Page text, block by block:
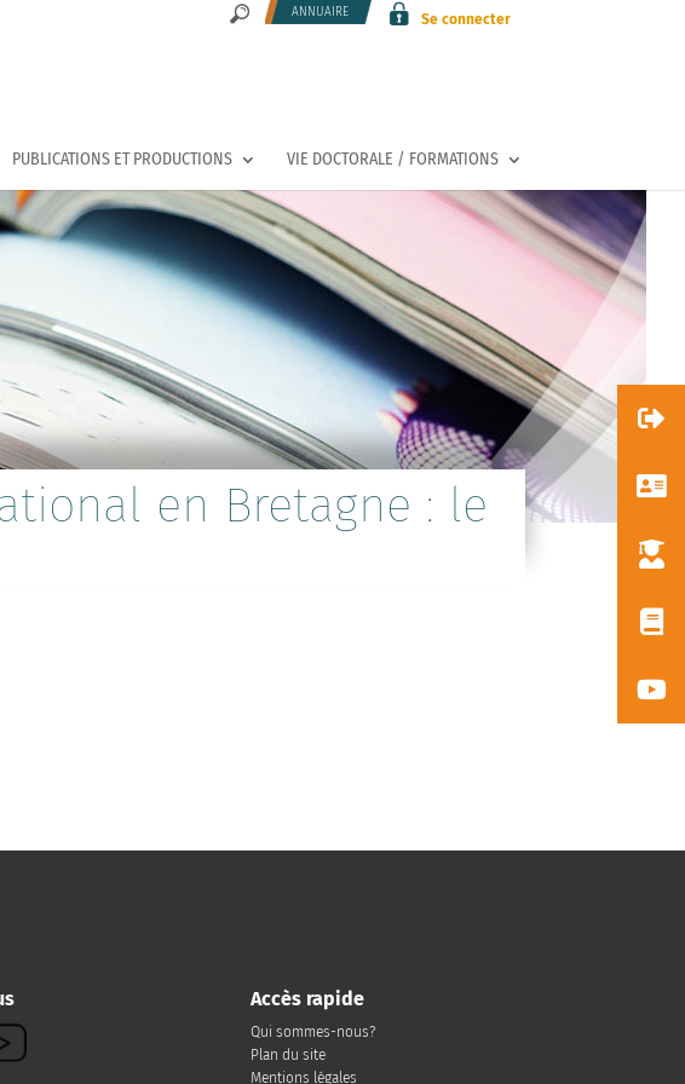
ANNUAIRE Se connecter
PUBLICATIONS ET PRODUCTIONS VIE DOCTORALE / FORMATIONS
en Bretagne : le
Accès rapide
Qui sommes-nous?
Plan du site
Mentions légales